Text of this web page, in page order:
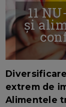
11
și
extrem de
Alimentele